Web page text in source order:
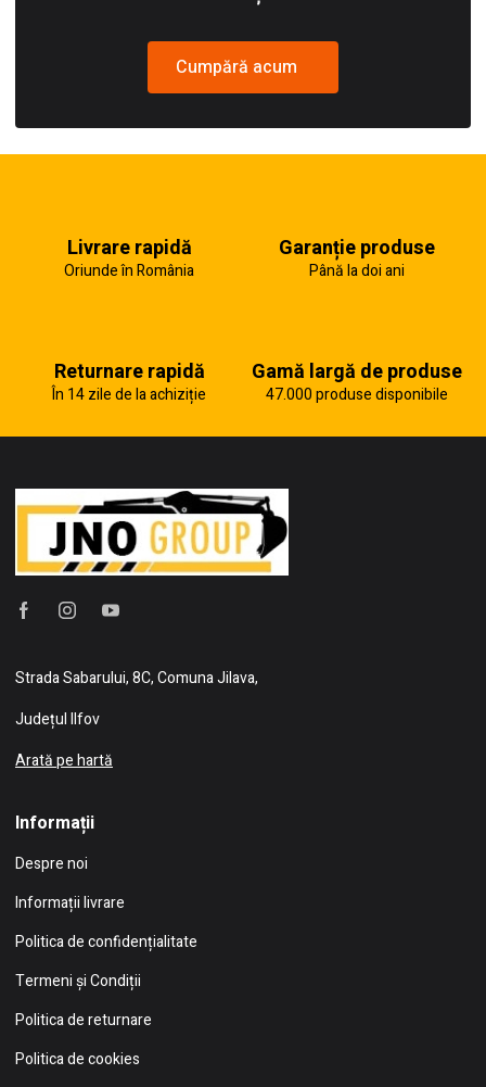
Cumpără acum
Livrare rapidă
Oriunde în România
Garanție produse
Până la doi ani
Returnare rapidă
În 14 zile de la achiziție
Gamă largă de produse
47.000 produse disponibile
Strada Sabarului, 8C, Comuna Jilava,
Județul Ilfov
Arată pe hartă
Informații
Despre noi
Informații livrare
Politica de confidențialitate
Termeni și Condiții
Politica de returnare
Politica de cookies